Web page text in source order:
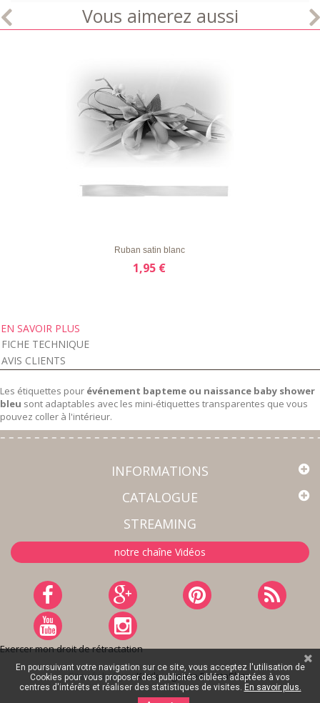
Vous aimerez aussi
Ruban satin blanc
1,95 €
EN SAVOIR PLUS
FICHE TECHNIQUE
AVIS CLIENTS
Les étiquettes pour événement bapteme ou naissance baby shower
bleu sont adaptables avec les mini-étiquettes transparentes que vous
pouvez coller à l'intérieur.
INFORMATIONS
CATALOGUE
STREAMING
notre chaîne Vidéos
Exercer mon droit de rétractation
Site réalisé parKiwik - Agence PrestaShop
En poursuivant votre navigation sur ce site, vous acceptez l'utilisation de
Cookies pour vous proposer des publicités ciblées adaptées à vos
centres d'intérêts et réaliser des statistiques de visites. En savoir plus.